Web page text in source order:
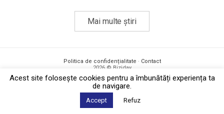
Mai multe știri
Politica de confidențialitate · Contact
2026 © Biziday
Acest site foloseşte cookies pentru a îmbunătăți experiența ta
de navigare.
Accept Refuz